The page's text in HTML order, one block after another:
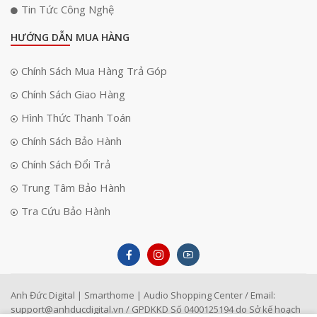
Tin Tức Công Nghệ
HƯỚNG DẪN MUA HÀNG
Chính Sách Mua Hàng Trả Góp
Chính Sách Giao Hàng
Hình Thức Thanh Toán
Chính Sách Bảo Hành
Chính Sách Đổi Trả
Trung Tâm Bảo Hành
Tra Cứu Bảo Hành
Anh Đức Digital | Smarthome | Audio Shopping Center / Email:
support@anhducdigital.vn / GPDKKD Số 0400125194 do Sở kế hoạch